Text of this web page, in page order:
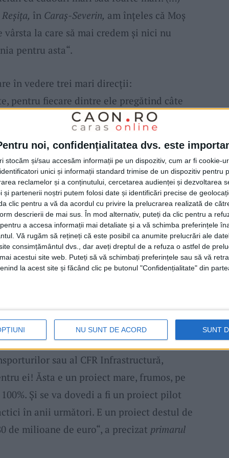
noi, confidențialitatea dvs. este
stocăm și/sau accesăm informații pe un dispozitiv, cum ar fi cookie-
unici și informații standard trimise de un dispozitiv pentru
reclamelor și a conținutului, cercetarea audienței și dezvoltarea
și partenerii noștri putem folosi date și identificări precise de
clic pentru a vă da acordul cu privire la prelucrarea realizată de
descrierii de mai sus. În mod alternativ, puteți da clic pentru a
a accesa informații mai detaliate și a vă schimba preferințele
Vă rugăm să rețineți că este posibil ca anumite prelucrări ale
consimțământul dvs., dar aveți dreptul de a refuza o astfel de
acestui site web. Puteți să vă schimbați preferințele sau să vă
la acest site și făcând clic pe butonul "Confidențialitate" din
NU SUNT DE ACORD SUNT
Reşiţa, în Caraş-Severin, am înţeles că Moş
la care să mai credem şi nici nu
pentru asta“.
în vedere trei mari direcţii:
pentru fiecare dintre ele pregătind câte
finanţarea. Este vorba despre calea
Domeniul Schiabil Semenicşi despre
aşteptările şi aspiraţiileReşiţei sunt mari,
sunt cele trei mari proiecte pe
sunt multe în spate, lista este cam de 5-6
proiecte pe Consiliul Judeţean. Vedem
şi ce-şi pune în tolbă“.
infrastructura de cale ferată. Timişoara-
europeană de cale ferată şi este
Transporturilor, la care facem o
în Banatul de câmpie. Dar depinde cum o
Transporturilor, şi la Ministerul
că e proiectul nostru, dar putem spune
sau al CFR Infrastructură,
ei! Ăsta e un proiect mare, frumos, pe
Şi se va dovedi a fi un proiect pilot
în anii următori. E un proiect destul de
de milioane de euro“, a precizat primarul